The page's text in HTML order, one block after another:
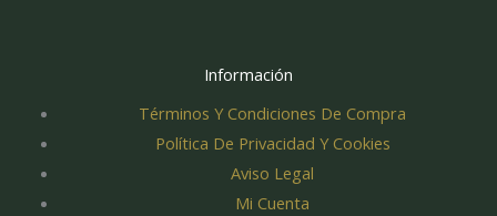
c
e
b
s
t
a
Información
Términos Y Condiciones De Compra
Política De Privacidad Y Cookies
Aviso Legal
Mi Cuenta